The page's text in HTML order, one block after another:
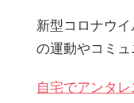
新型コロナウ
の運動やコミ
自宅でアンタ